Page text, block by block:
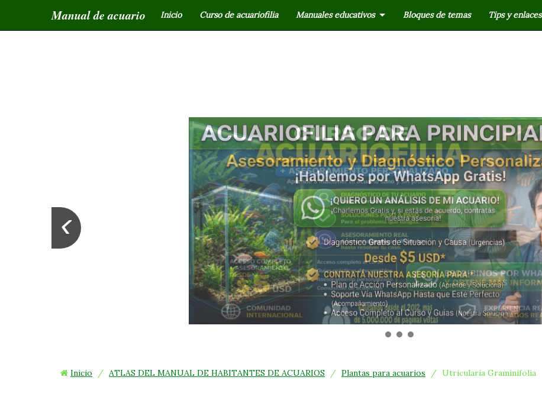
Manual de acuario Inicio Curso de acuariofilia Manuales educativos Bloques de temas Tips y enlaces
‹
Inicio / ATLAS DEL MANUAL DE HABITANTES DE ACUARIOS / Plantas para acuarios / Utricularia Graminifolia